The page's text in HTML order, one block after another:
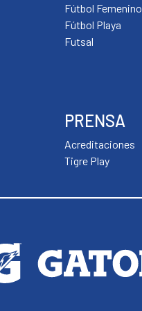
Fútbol Femenino
Fútbol Playa
Futsal
PRENSA
Acreditaciones
Tigre Play